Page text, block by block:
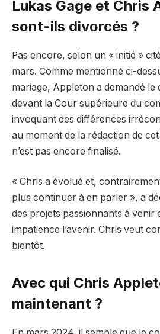
Lukas Gage et Chris
sont-ils divorcés ?
Pas encore, selon un « initié »
mars. Comme mentionné ci-
mariage, Appleton a demandé le
devant la Cour supérieure du
invoquant des différences
au moment de la rédaction de
n’est pas encore finalisé.
« Chris a évolué et,
plus continuer à en parler », a
des projets passionnants à venir
impatience l’avenir. Chris veut
bientôt.
Avec qui Chris
maintenant ?